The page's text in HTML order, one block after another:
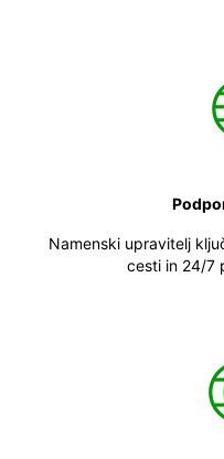
Namenski upravitelj
cesti in 24/7